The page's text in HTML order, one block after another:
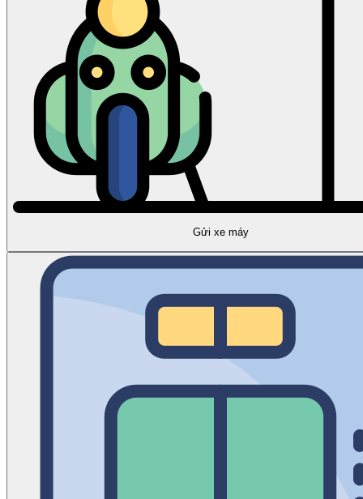
Gửi xe máy